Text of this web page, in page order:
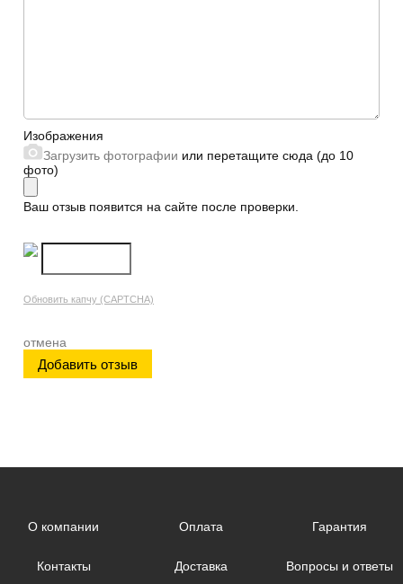
Изображения
Загрузить фотографии или перетащите сюда (до 10
фото)
Ваш отзыв появится на сайте после проверки.
Обновить капчу (CAPTCHA)
отмена
О компании Оплата Гарантия
Контакты Доставка Вопросы и ответы